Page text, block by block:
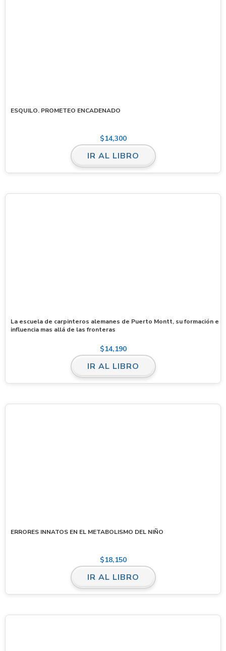
ESQUILO. PROMETEO ENCADENADO
$14,300
IR AL LIBRO
La escuela de carpinteros alemanes de Puerto Montt, su formación e
influencia mas allá de las fronteras
$14,190
IR AL LIBRO
ERRORES INNATOS EN EL METABOLISMO DEL NIÑO
$18,150
IR AL LIBRO